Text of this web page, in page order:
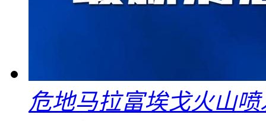
危地马拉富埃戈火山